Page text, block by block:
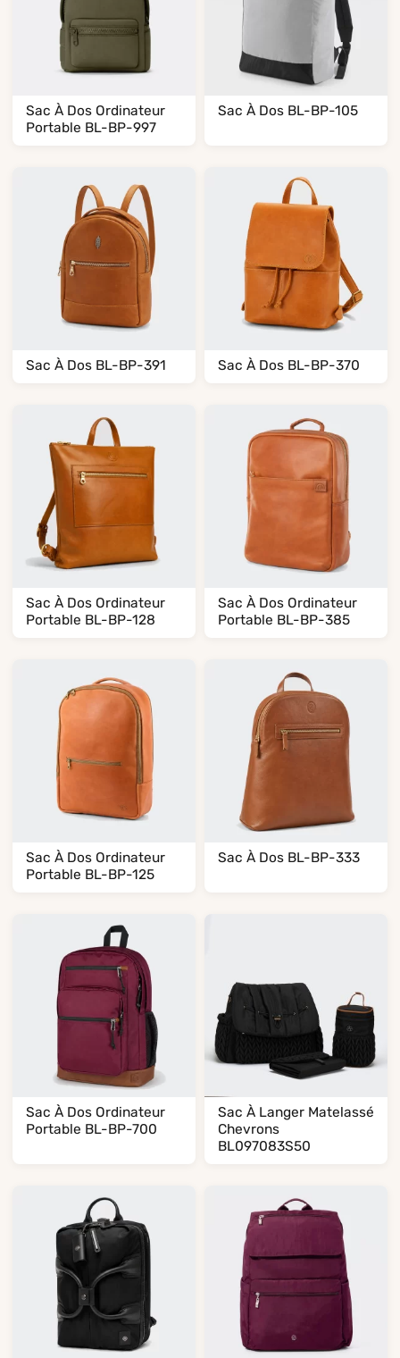
Sac À Dos Ordinateur
Portable BL-BP-997
Sac À Dos BL-BP-105
Sac À Dos BL-BP-391 Sac À Dos BL-BP-370
Sac À Dos Ordinateur
Portable BL-BP-128
Sac À Dos Ordinateur
Portable BL-BP-385
Sac À Dos Ordinateur
Portable BL-BP-125
Sac À Dos BL-BP-333
Sac À Dos Ordinateur
Portable BL-BP-700
Sac À Langer Matelassé
Chevrons
BL097083S50